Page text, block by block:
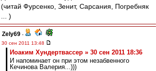
(читай Фурсенко, Зенит, Сарсания, Погребняк
... )
Zely69 -
30 сен 2011 13:48
Иоаким Хундертвассер » 30 сен 2011 18:36
И напоминает он при этом незабвенного
Кечинова Валерия...)))